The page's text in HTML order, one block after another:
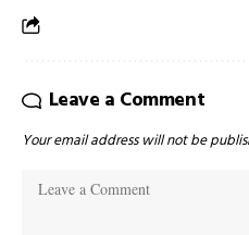
Leave a Comment
Your email address will not be